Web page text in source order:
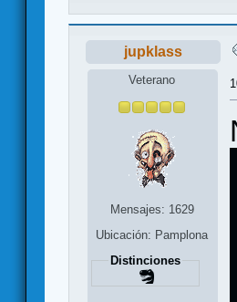
jupklass
Veterano
Mensajes: 1629
Ubicación: Pamplona
Distinciones